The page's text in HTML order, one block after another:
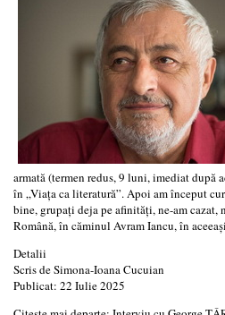
armată (termen redus, 9 luni, imediat după
în „Viaţa ca literatură”. Apoi am început
bine, grupaţi deja pe afinităţi, ne-am
Română, în căminul Avram Iancu, în
Detalii
Scris deSimona-Ioana Cucuian
Publicat: 22 Iulie 2025